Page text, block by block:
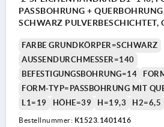
PASSBOHRUNG +
SCHWARZ PULVERBESCHICHTET,
FARBE GRUNDKÖRPER=SCHWARZ
AUSSENDURCHMESSER=140
BEFESTIGUNGSBOHRUNG=14
FORM-TYP=PASSBOHRUNG MIT
L1=19
HÖHE=39 H=19,3 H2=6,5
Bestellnummer: K1523.1401416